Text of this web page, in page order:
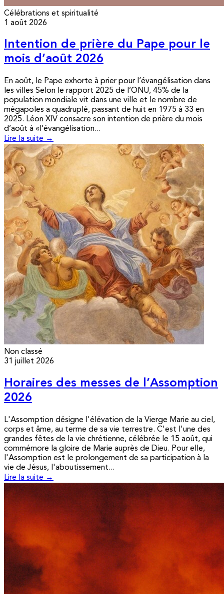
Célébrations et spiritualité
1 août 2026
Intention de prière du Pape pour le
mois d’août 2026
En août, le Pape exhorte à prier pour l’évangélisation dans
les villes Selon le rapport 2025 de l’ONU, 45% de la
population mondiale vit dans une ville et le nombre de
mégapoles a quadruplé, passant de huit en 1975 à 33 en
2025. Léon XIV consacre son intention de prière du mois
d’août à «l’évangélisation...
Lire la suite →
Non classé
31 juillet 2026
Horaires des messes de l’Assomption
2026
L'Assomption désigne l'élévation de la Vierge Marie au ciel,
corps et âme, au terme de sa vie terrestre. C'est l'une des
grandes fêtes de la vie chrétienne, célébrée le 15 août, qui
commémore la gloire de Marie auprès de Dieu. Pour elle,
l'Assomption est le prolongement de sa participation à la
vie de Jésus, l'aboutissement...
Lire la suite →